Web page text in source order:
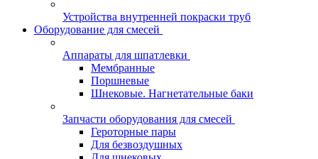
Устройства внутренней покраски труб
Оборудование для смесей
Аппараты для шпатлевки
Мембранные
Поршневые
Шнековые. Нагнетательные баки
Запчасти оборудования для смесей
Героторные пары
Для безвоздушных